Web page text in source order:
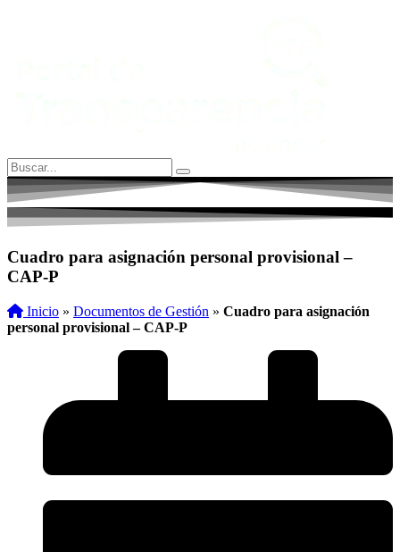
Cuadro para asignación personal provisional –
CAP-P
Inicio » Documentos de Gestión » Cuadro para asignación
personal provisional – CAP-P